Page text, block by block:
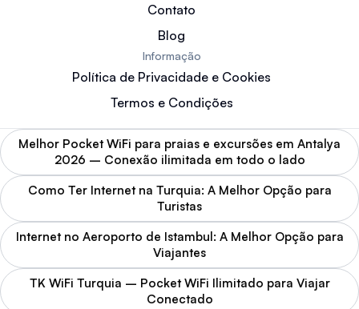
Contato
Blog
Informação
Política de Privacidade e Cookies
Termos e Condições
Melhor Pocket WiFi para praias e excursões em Antalya
2026 – Conexão ilimitada em todo o lado
Como Ter Internet na Turquia: A Melhor Opção para
Turistas
Internet no Aeroporto de Istambul: A Melhor Opção para
Viajantes
TK WiFi Turquia – Pocket WiFi Ilimitado para Viajar
Conectado